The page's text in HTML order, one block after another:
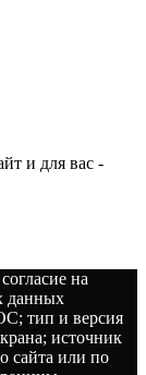
и для вас -
на
данных
тип и версия
источник
сайта или по